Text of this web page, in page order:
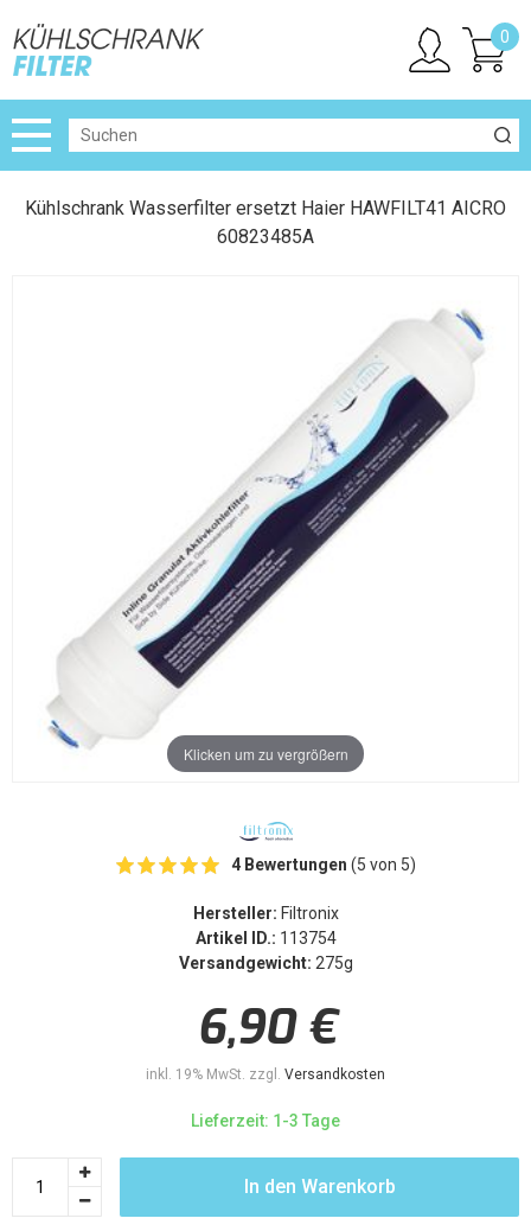
0
Kühlschrank Wasserfilter ersetzt Haier HAWFILT41 AICRO
60823485A
Klicken um zu vergrößern
4 Bewertungen (5 von 5)
Hersteller: Filtronix
Artikel ID.: 113754
Versandgewicht: 275g
6,90 €
inkl. 19% MwSt. zzgl. Versandkosten
Lieferzeit: 1-3 Tage
In den Warenkorb